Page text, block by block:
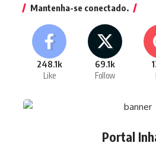
Mantenha-se conectado.
248.1k
Like
69.1k
Follow
Portal